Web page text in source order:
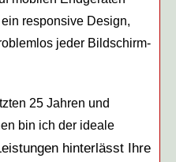
responsive Design,
jeder Bildschirm­
25 Jahren und
bin ich der ideale
hinterlässt Ihre